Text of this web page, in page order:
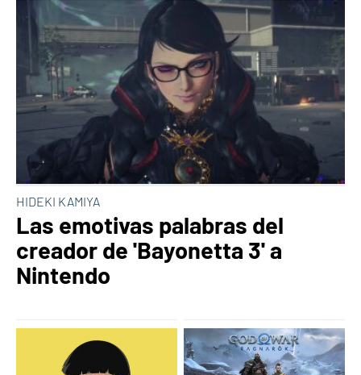
HIDEKI KAMIYA
Las emotivas palabras del
creador de 'Bayonetta 3' a
Nintendo